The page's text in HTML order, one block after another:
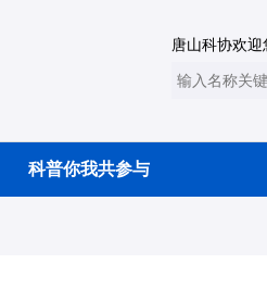
唐山科协欢迎
科普你我共参与